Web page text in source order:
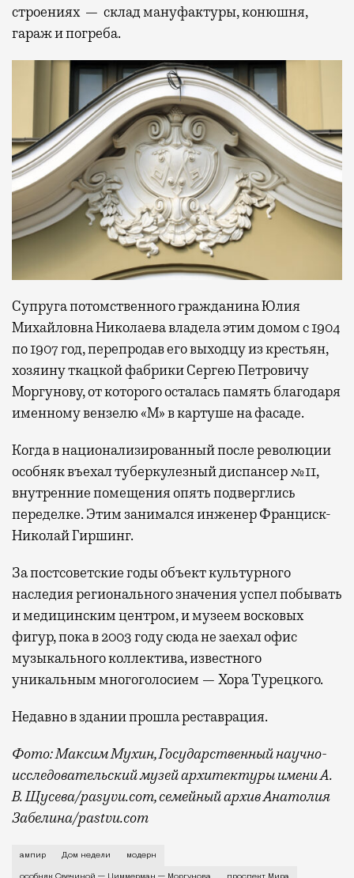
строениях — склад мануфактуры, конюшня,
гараж и погреба.
Супруга потомственного гражданина Юлия
Михайловна Николаева владела этим домом с 1904
по 1907 год, перепродав его выходцу из крестьян,
хозяину ткацкой фабрики Сергею Петровичу
Моргунову, от которого осталась память благодаря
именному вензелю «М» в картуше на фасаде.
Когда в национализированный после революции
особняк въехал туберкулезный диспансер №11,
внутренние помещения опять подверглись
переделке. Этим занимался инженер Франциск-
Николай Гиршинг.
За постсоветские годы объект культурного
наследия регионального значения успел побывать
и медицинским центром, и музеем восковых
фигур, пока в 2003 году сюда не заехал офис
музыкального коллектива, известного
уникальным многоголосием — Хора Турецкого.
Недавно в здании прошла реставрация.
Фото: Максим Мухин, Государственный научно-
исследовательский музей архитектуры имени А.
В. Щусева/pasyvu.com, семейный архив Анатолия
Забелина/pastvu.com
История каменного строения в Мещанской
ампир Дом недели модерн